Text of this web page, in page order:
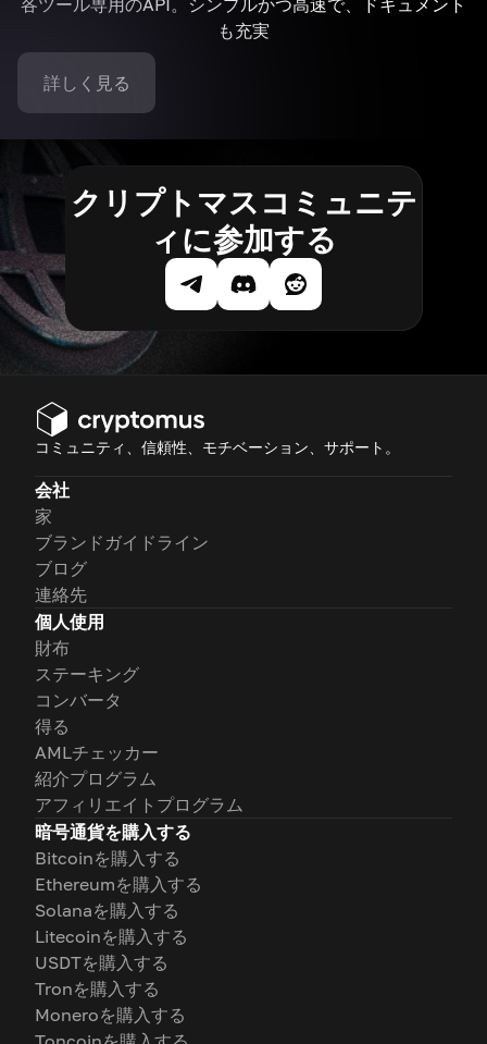
各ツール専用のAPI。シンプルかつ高速で、ドキュメント
も充実
詳しく見る
クリプトマスコミュニテ
ィに参加する
コミュニティ、信頼性、モチベーション、サポート。
会社
家
ブランドガイドライン
ブログ
連絡先
個人使用
財布
ステーキング
コンバータ
得る
AMLチェッカー
紹介プログラム
アフィリエイトプログラム
暗号通貨を購入する
Bitcoinを購入する
Ethereumを購入する
Solanaを購入する
Litecoinを購入する
USDTを購入する
Tronを購入する
Moneroを購入する